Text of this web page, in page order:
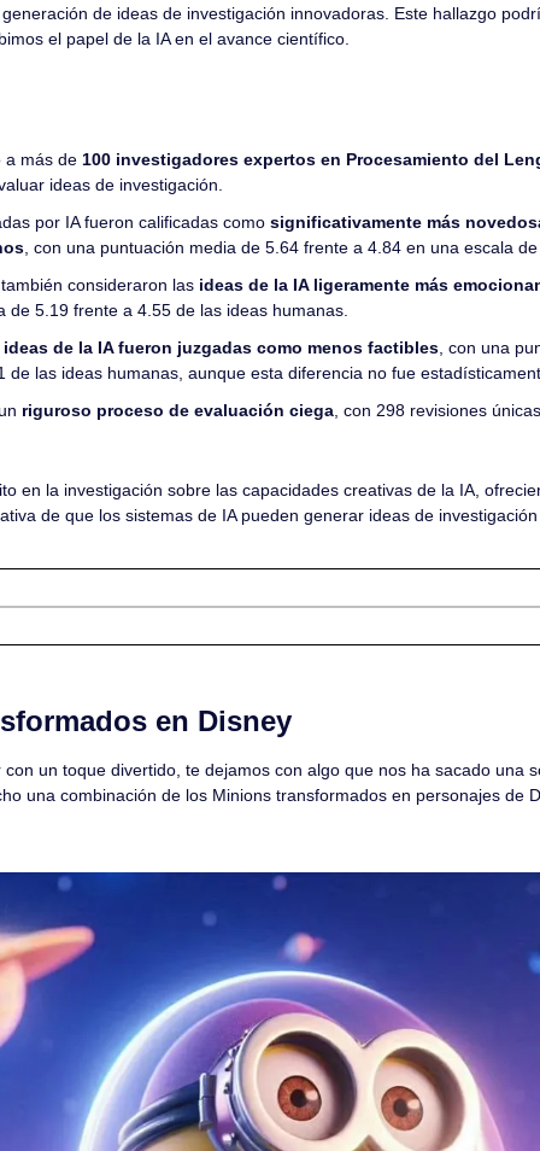
de ideas de investigación innovadoras. Este hallazgo
el papel de la IA en el avance científico.
a más de 100 investigadores expertos en Procesamiento del
ideas de investigación.
por IA fueron calificadas como significativamente más
, con una puntuación media de 5.64 frente a 4.84 en una escala
consideraron las ideas de la IA ligeramente más
de 5.19 frente a 4.55 de las ideas humanas.
ideas de la IA fueron juzgadas como menos factibles , con una
de las ideas humanas, aunque esta diferencia no fue
riguroso proceso de evaluación ciega , con 298 revisiones
en la investigación sobre las capacidades creativas de la IA,
de que los sistemas de IA pueden generar ideas de
en Disney
un toque divertido, te dejamos con algo que nos ha sacado una
una combinación de los Minions transformados en personajes de